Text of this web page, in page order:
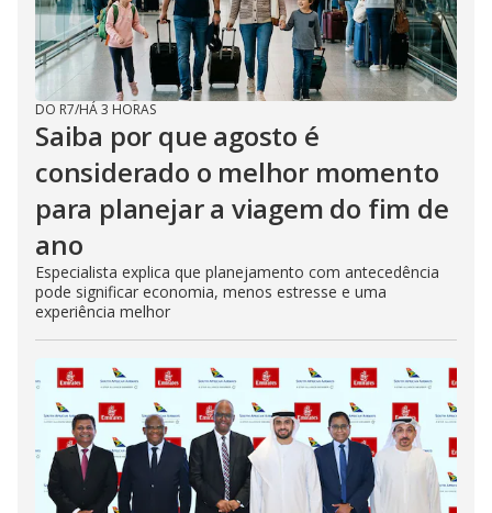
DO R7/HÁ 3 HORAS
Saiba por que agosto é
considerado o melhor momento
para planejar a viagem do fim de
ano
Especialista explica que planejamento com antecedência
pode significar economia, menos estresse e uma
experiência melhor